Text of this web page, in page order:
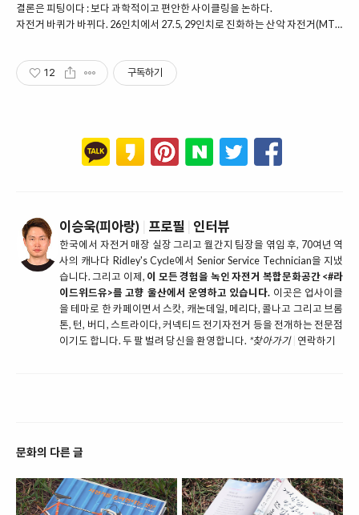
결론은 피팅이다 : 보다 과학적이고 편안한 사이클링을 논하다.
자전거 바퀴가 바뀌다. 26인치에서 27.5, 29인치로 진화하는 산악 자전거(MTB)
12 구독하기
이승욱(피아랑) 프로필 인터뷰
한국에서 자전거 매장 실장 그리고 월간지 팀장을 엮임 후, 70여년 역
사의 캐나다 Ridley's Cycle에서 Senior Service Technician을 지냈
습니다. 그리고 이제, 이 모든 경험을 녹인 자전거 복합문화공간 <#라
이드위드유>를 고향 울산에서 운영하고 있습니다. 이곳은 업사이클
을 테마로 한 카페이면서 스캇, 캐논데일, 메리다, 콜나고 그리고 브롬
톤, 턴, 버디, 스트라이다, 커넥티드 전기자전거 등을 전개하는 전문점
이기도 합니다. 두 팔 벌려 당신을 환영합니다. *찾아가기 연락하기
문화의 다른 글